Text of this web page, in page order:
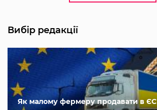
Вибір редакції
Як малому фермеру продавати в ЄС